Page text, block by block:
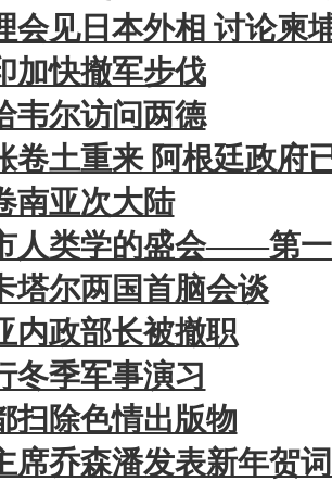
会见日本外相 讨论柬
加快撤军步伐
韦尔访问两德
卷土重来 阿根廷政府
南亚次大陆
人类学的盛会——第
塔尔两国首脑会谈
内政部长被撤职
冬季军事演习
扫除色情出版物
席乔森潘发表新年贺